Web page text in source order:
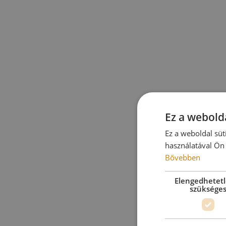
Ez a
Ez a weboldal
használatával
Bővebben